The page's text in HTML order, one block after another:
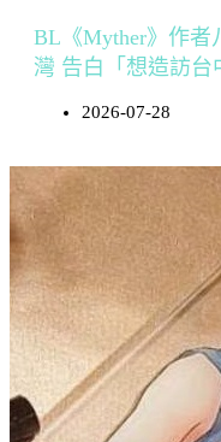
BL《Myther》作者
灣 告白「想造訪台
2026-07-28